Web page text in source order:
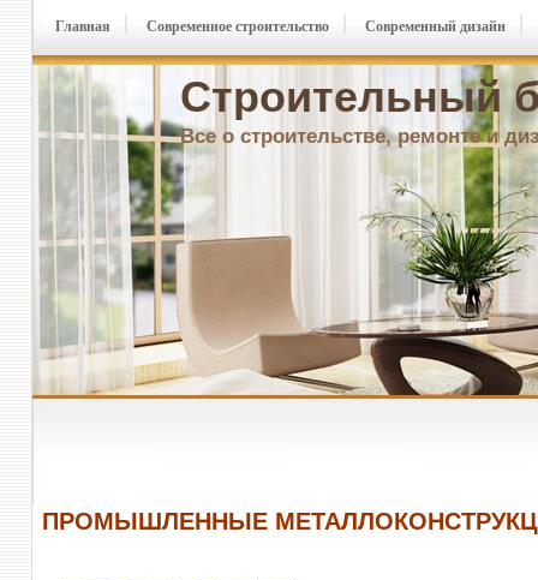
Строительный
Все о строительстве, ремонте и
Главная Современное строительство Современный дизайн
ПРОМЫШЛЕННЫЕ